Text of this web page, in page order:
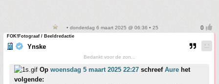
• donderdag 6 maart 2025 @ 06:36 • 25
FOK!Fotograaf / Beeldredactie
Ynske
Bedankt voor de zon...
Op woensdag 5 maart 2025 22:27 schreef Aure het
volgende: